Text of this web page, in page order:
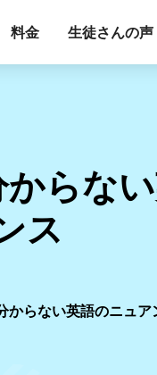
料金 生徒さんの声
らな
ス
からない英語のニュア